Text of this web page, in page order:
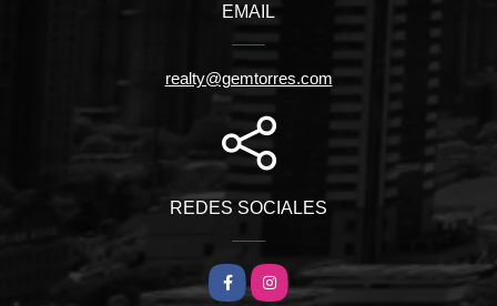
EMAIL
realty@gemtorres.com
REDES SOCIALES
FacebookInstagram